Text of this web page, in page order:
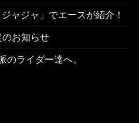
ャジャ」でエースが紹介！
お知らせ
のライダー達へ。